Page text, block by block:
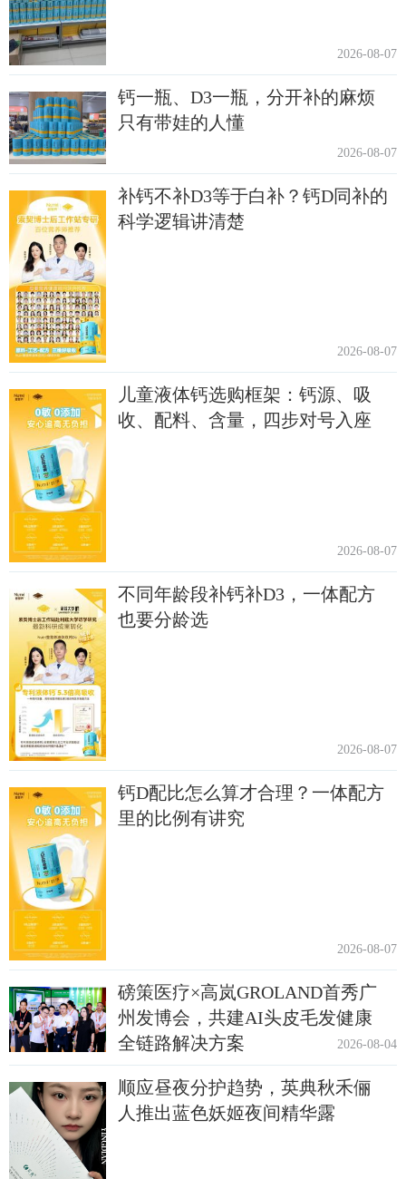
2026-08-07
钙一瓶、D3一瓶，分开补的麻烦
只有带娃的人懂
2026-08-07
补钙不补D3等于白补？钙D同补的
科学逻辑讲清楚
2026-08-07
儿童液体钙选购框架：钙源、吸
收、配料、含量，四步对号入座
2026-08-07
不同年龄段补钙补D3，一体配方
也要分龄选
2026-08-07
钙D配比怎么算才合理？一体配方
里的比例有讲究
2026-08-07
磅策医疗×高岚GROLAND首秀广
州发博会，共建AI头皮毛发健康
全链路解决方案
2026-08-04
顺应昼夜分护趋势，英典秋禾俪
人推出蓝色妖姬夜间精华露